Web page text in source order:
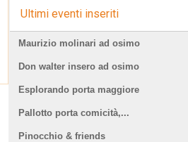
Ultimi eventi inseriti
Maurizio molinari ad osimo
Don walter insero ad osimo
Esplorando porta maggiore
Pallotto porta comicità,...
Pinocchio & friends